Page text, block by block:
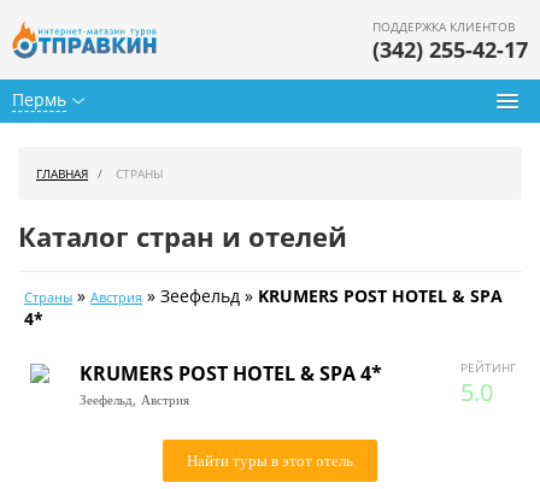
Пермь
ПОДДЕРЖКА КЛИЕНТОВ
(342) 255-42-17
Календарь туров
Цены дня
Страны
ГЛАВНАЯ СТРАНЫ
Каталог стран и отелей
Страны » Австрия » Зеефельд » KRUMERS POST HOTEL & SPA
4*
РЕЙТИНГ
5.0
KRUMERS POST HOTEL & SPA 4*
Зеефельд, Австрия
Найти туры в этот отель